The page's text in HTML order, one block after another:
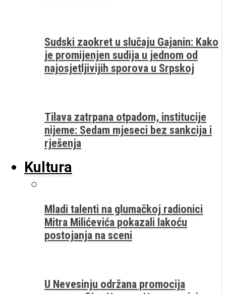
Sudski zaokret u slučaju Gajanin: Kako
je promijenjen sudija u jednom od
najosjetljivijih sporova u Srpskoj
Tilava zatrpana otpadom, institucije
nijeme: Sedam mjeseci bez sankcija i
rješenja
Kultura
Mladi talenti na glumačkoj radionici
Mitra Milićevića pokazali lakoću
postojanja na sceni
U Nevesinju održana promocija